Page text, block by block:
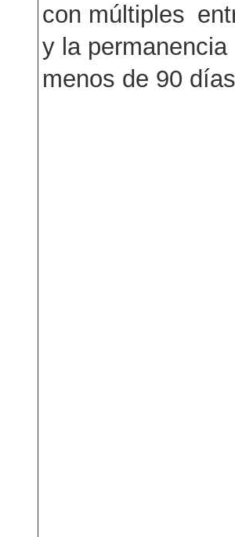
con múltiples
y la
menos de 90